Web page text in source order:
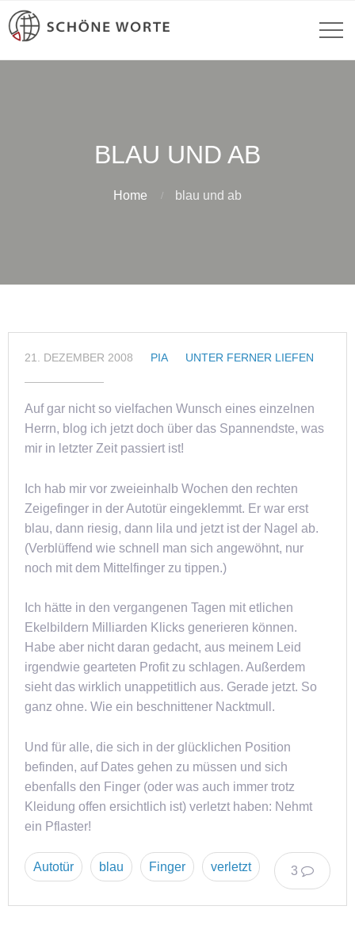
BLAU UND AB
Home blau und ab
21. DEZEMBER 2008 PIA UNTER FERNER LIEFEN
Auf gar nicht so vielfachen Wunsch eines einzelnen
Herrn, blog ich jetzt doch über das Spannendste, was
mir in letzter Zeit passiert ist!
Ich hab mir vor zweieinhalb Wochen den rechten
Zeigefinger in der Autotür eingeklemmt. Er war erst
blau, dann riesig, dann lila und jetzt ist der Nagel ab.
(Verblüffend wie schnell man sich angewöhnt, nur
noch mit dem Mittelfinger zu tippen.)
Ich hätte in den vergangenen Tagen mit etlichen
Ekelbildern Milliarden Klicks generieren können.
Habe aber nicht daran gedacht, aus meinem Leid
irgendwie gearteten Profit zu schlagen. Außerdem
sieht das wirklich unappetitlich aus. Gerade jetzt. So
ganz ohne. Wie ein beschnittener Nacktmull.
Und für alle, die sich in der glücklichen Position
befinden, auf Dates gehen zu müssen und sich
ebenfalls den Finger (oder was auch immer trotz
Kleidung offen ersichtlich ist) verletzt haben: Nehmt
ein Pflaster!
3
Autotür blau Finger verletzt